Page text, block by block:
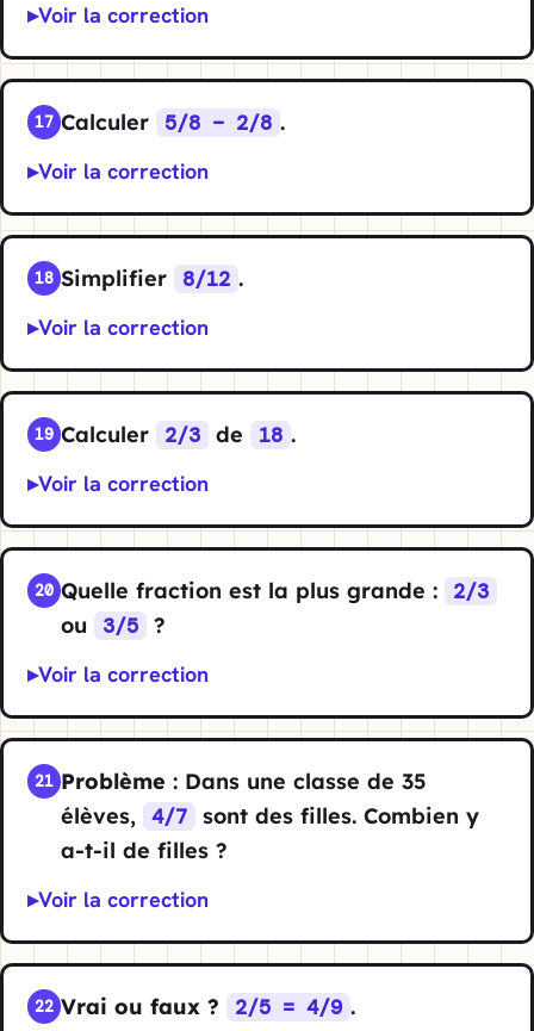
Voir la correction
17 Calculer 5/8 − 2/8 .
Voir la correction
18 Simplifier 8/12 .
Voir la correction
19 Calculer 2/3 de 18 .
Voir la correction
20 Quelle fraction est la plus grande : 2/3
ou 3/5 ?
Voir la correction
21 Problème : Dans une classe de 35
élèves, 4/7 sont des filles. Combien y
a-t-il de filles ?
Voir la correction
22 Vrai ou faux ? 2/5 = 4/9 .